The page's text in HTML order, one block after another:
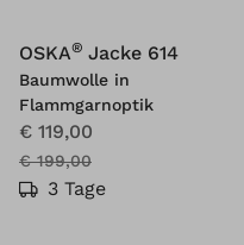
OSKA® Jacke 614
Baumwolle in
Flammgarnoptik
€ 119,00
€ 199,00
3 Tage